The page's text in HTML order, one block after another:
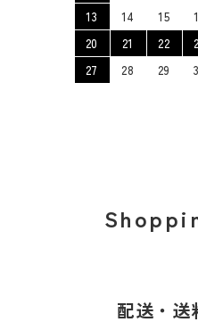
13
14 15
20
21 22
27
28 29
配送・送